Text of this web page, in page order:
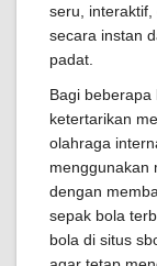
seru,
secara instan
padat.
Bagi
ketertarikan
olahraga
menggunakan
dengan
sepak bola
bola di situs